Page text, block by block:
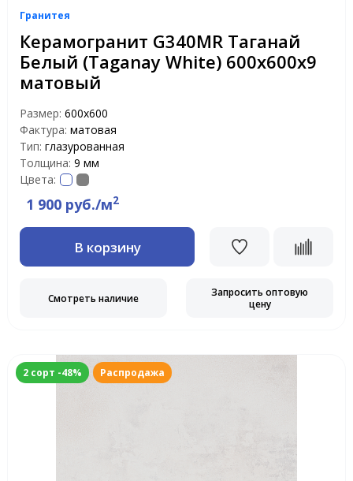
Гранитея
Керамогранит G340МR Таганай
Белый (Taganay White) 600х600х9
матовый
Размер: 600х600
Фактура: матовая
Тип: глазурованная
Толщина: 9 мм
Цвета:
1 900 руб./м2
В корзину
Смотреть наличие
Запросить оптовую
цену
2 сорт -48% Распродажа